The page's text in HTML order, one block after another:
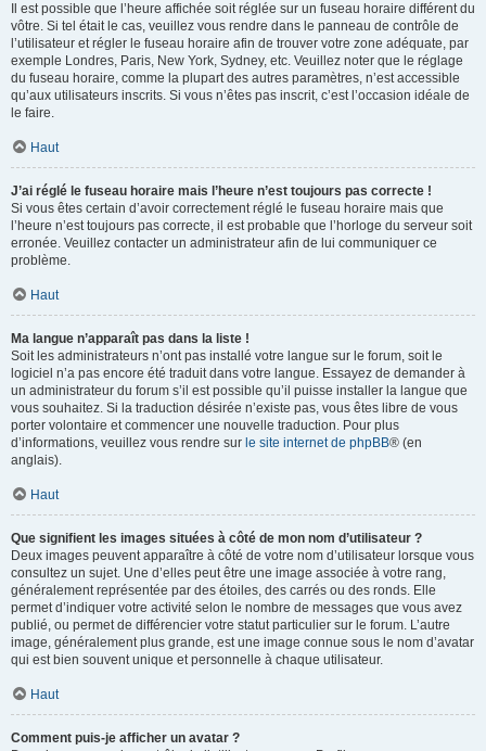
Il est possible que l’heure affichée soit réglée sur un fuseau horaire différent du
vôtre. Si tel était le cas, veuillez vous rendre dans le panneau de contrôle de
l’utilisateur et régler le fuseau horaire afin de trouver votre zone adéquate, par
exemple Londres, Paris, New York, Sydney, etc. Veuillez noter que le réglage
du fuseau horaire, comme la plupart des autres paramètres, n’est accessible
qu’aux utilisateurs inscrits. Si vous n’êtes pas inscrit, c’est l’occasion idéale de
le faire.
Haut
J’ai réglé le fuseau horaire mais l’heure n’est toujours pas correcte !
Si vous êtes certain d’avoir correctement réglé le fuseau horaire mais que
l’heure n’est toujours pas correcte, il est probable que l’horloge du serveur soit
erronée. Veuillez contacter un administrateur afin de lui communiquer ce
problème.
Haut
Ma langue n’apparaît pas dans la liste !
Soit les administrateurs n’ont pas installé votre langue sur le forum, soit le
logiciel n’a pas encore été traduit dans votre langue. Essayez de demander à
un administrateur du forum s’il est possible qu’il puisse installer la langue que
vous souhaitez. Si la traduction désirée n’existe pas, vous êtes libre de vous
porter volontaire et commencer une nouvelle traduction. Pour plus
d’informations, veuillez vous rendre sur le site internet de phpBB® (en
anglais).
Haut
Que signifient les images situées à côté de mon nom d’utilisateur ?
Deux images peuvent apparaître à côté de votre nom d’utilisateur lorsque vous
consultez un sujet. Une d’elles peut être une image associée à votre rang,
généralement représentée par des étoiles, des carrés ou des ronds. Elle
permet d’indiquer votre activité selon le nombre de messages que vous avez
publié, ou permet de différencier votre statut particulier sur le forum. L’autre
image, généralement plus grande, est une image connue sous le nom d’avatar
qui est bien souvent unique et personnelle à chaque utilisateur.
Haut
Comment puis-je afficher un avatar ?